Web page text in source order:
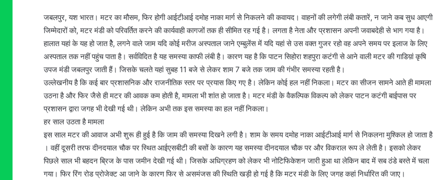
जबलपुर, यश भारत। मटर का मौसम, फिर होगी आईटीआई दमोह नाका मार्ग से निकलने की कवायद। वाहनों की लगेगी लंबी कतारें, न जाने कब सुध आएगी
जिम्मेदारों को, मटर मंडी को परिवर्तित करने की कार्यवाही कागजों तक ही सीमित रह गई है। लगता है नेता और प्रशासन अपनी जवाबदेही से भाग गया है।
हालात यहां के यह हो जात हैे, लगने वाले जाम यदि कोई मरीज अस्पताल जाने एम्बुलेंस में यदि यहां से उस वक्त गुजर रहो वह अपने समय पर इलाज के लिए
अस्पताल तक नहीं पहुंच पाता है। सर्वविदित है यह समस्या काफी लंबी है। कारण यह है कि पाटन सिहोरा शहपुरा कटंगी से आने वाली मटर की गाडिय़ां कृषि
उपज मंडी जबलपुर जाती हैं। जिसके चलते यहां सुबह 11 बजे से लेकर शाम 7 बजे तक जाम की गंभीर समस्या रहती है।
उल्लेखनीय है कि कई बार प्रशासनिक और राजनीतिक स्तर पर प्रयास किए गए है। लेकिन कोई हल नहीं निकला। मटर का सीजन सामने आते ही मामला
उठना है और फिर जैसे ही मटर की आवक कम होती है, मामला भी शांत हो जाता है। मटर मंडी के वैकल्पिक विकल्प को लेकर पाटन कटंगी बाईपास पर
प्रशासन द्वारा जगह भी देखी गई थी। लेकिन अभी तक इस समस्या का हल नहीं निकला।
हर साल उठता है मामला
इस साल मटर की आवाज अभी शुरू ही हुई है कि जाम की समस्या दिखने लगी है। शाम के समय दमोह नाका आईटीआई मार्ग से निकलना मुश्किल हो जाता है
। वहीं दूसरी तरफ दीनदयाल चौक पर स्थित आईएसबीटी की बसों के कारण यह समस्या दीनदयाल चौक पर और विकराल रूप ले लेती है। इसको लेकर
पिछले साल भी बहदन ब्रिज के पास जमीन देखी गई थी। जिसके अधिग्रहण को लेकर भी नोटिफिकेशन जारी हुआ था लेकिन बाद में सब ठंडे बस्ते में चला
गया। फिर रिंग रोड प्रोजेक्ट आ जाने के कारण फिर से असमंजस की स्थिति खड़ी हो गई है कि मटर मंडी के लिए जगह कहां निर्धारित की जाए।